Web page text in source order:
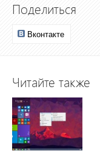
Поделиться
Вконтакте
Читайте также